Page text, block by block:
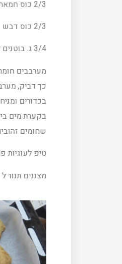
2/3 כוס חמאת בוטנים (בוטנים ומלח בלבד)
2/3 כוס דבש
3/4 ג. בוטנים לא מלוחים קצוצים
מערבבים
כך דביק,
בכדורים
שחומים
טיפ לעוגיות
מצננים תנור ל -170 מעלות ואופים מחדש עוגיות למשך 1.5 עד שעתיים. העוגיות תצאנה